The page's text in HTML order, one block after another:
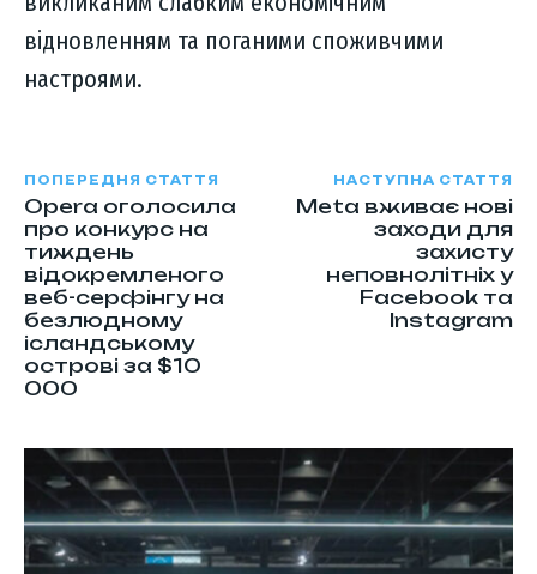
відновленням та поганими споживчими
настроями.
ПОПЕРЕДНЯ СТАТТЯ
Opera оголосила
про конкурс на
тиждень
відокремленого
веб-серфінгу на
безлюдному
ісландському
острові за $10
000
НАСТУПНА СТАТТЯ
Meta вживає нові
заходи для
захисту
неповнолітніх у
Facebook та
Instagram